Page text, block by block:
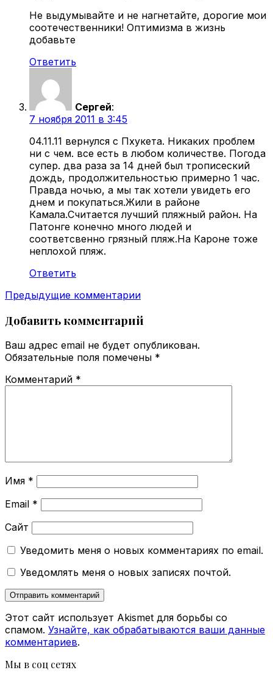
Не выдумывайте и не нагнетайте, дорогие мои
соотечественники! Оптимизма в жизнь
добавьте
Ответить
Сергей:
7 ноября 2011 в 3:45
04.11.11 вернулся с Пхукета. Никаких проблем
ни с чем. все есть в любом количестве. Погода
супер. два раза за 14 дней был трописеский
дождь, продолжительностью примерно 1 час.
Правда ночью, а мы так хотели увидеть его
днем и покупаться.Жили в районе
Камала.Считается лучший пляжный район. На
Патонге конечно много людей и
соответсвенно грязный пляж.На Кароне тоже
неплохой пляж.
Ответить
Навигация
по
комментариям
Предыдущие комментарии
Добавить комментарий
Ваш адрес email не будет опубликован.
Обязательные поля помечены *
Комментарий *
Имя *
Email *
Сайт
Уведомить меня о новых комментариях по email.
Уведомлять меня о новых записях почтой.
Этот сайт использует Akismet для борьбы со
спамом. Узнайте, как обрабатываются ваши данные
комментариев.
Мы в соц сетях